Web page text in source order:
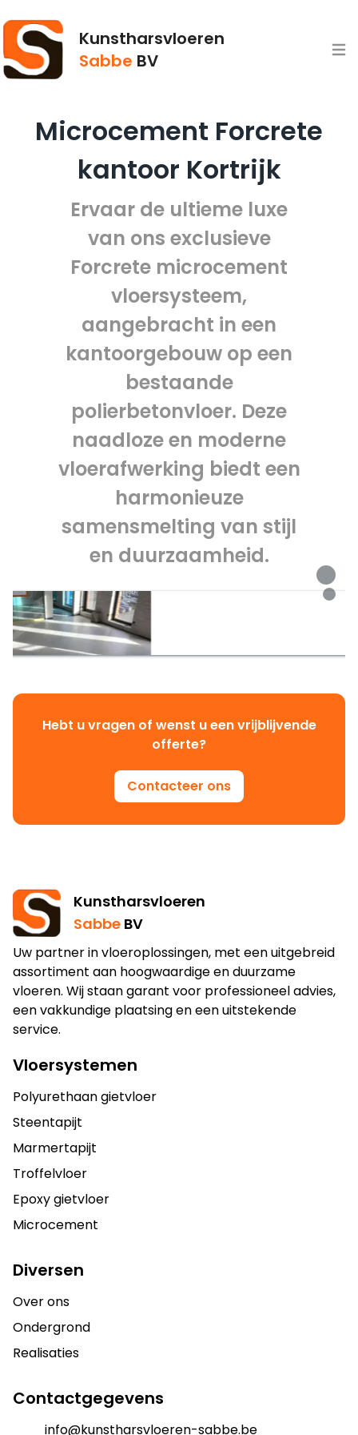
Kunstharsvloeren
Sabbe BV
Microcement Forcrete
kantoor Kortrijk
Ervaar de ultieme luxe
van ons exclusieve
Forcrete microcement
vloersysteem,
aangebracht in een
kantoorgebouw op een
bestaande
polierbetonvloer. Deze
naadloze en moderne
vloerafwerking biedt een
harmonieuze
samensmelting van stijl
en duurzaamheid.
Hebt u vragen of wenst u een vrijblijvende
offerte?
Contacteer ons
Kunstharsvloeren
Sabbe BV
Uw partner in vloeroplossingen, met een uitgebreid
assortiment aan hoogwaardige en duurzame
vloeren. Wij staan garant voor professioneel advies,
een vakkundige plaatsing en een uitstekende
service.
Vloersystemen
Polyurethaan gietvloer
Steentapijt
Marmertapijt
Troffelvloer
Epoxy gietvloer
Microcement
Diversen
Over ons
Ondergrond
Realisaties
Contactgegevens
info@kunstharsvloeren-sabbe.be